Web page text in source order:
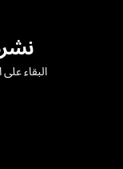
البقاء على